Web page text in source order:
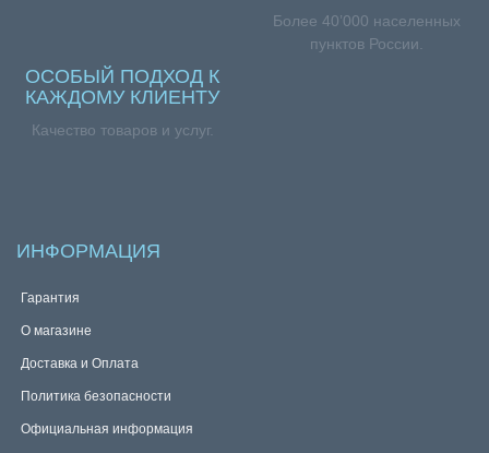
Более 40’000 населенных
пунктов России.
ОСОБЫЙ ПОДХОД К
КАЖДОМУ КЛИЕНТУ
Качество товаров и услуг.
ИНФОРМАЦИЯ
Гарантия
О магазине
Доставка и Оплата
Политика безопасности
Официальная информация